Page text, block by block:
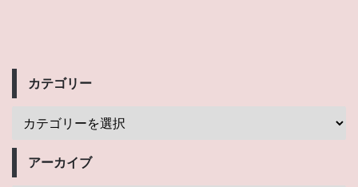
カテゴリー
アーカイブ